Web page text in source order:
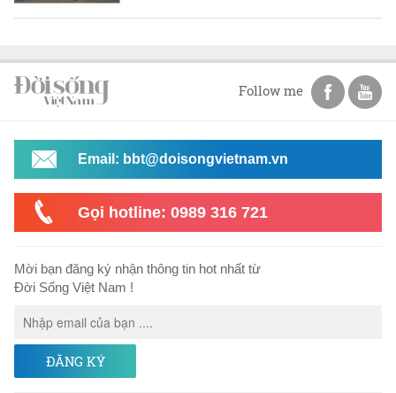
Follow me
Email: bbt@doisongvietnam.vn
Gọi hotline: 0989 316 721
Mời bạn đăng ký nhận thông tin hot nhất từ
Đời Sống Việt Nam !
ĐĂNG KÝ